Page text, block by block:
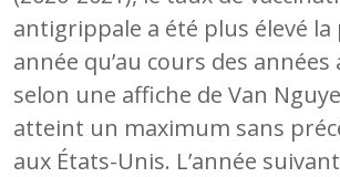
antigrippale a été plus élevé
année qu’au cours des
selon une affiche de Van
atteint un maximum sans
aux États-Unis. L’année